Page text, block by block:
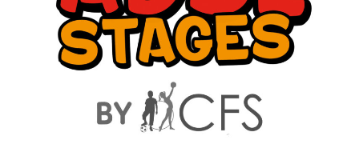
AU PROGRAMME
L'ADSL te propose des stages durant l'été : Mini Kids,
Atelier Créatif, Sports Passion, Cuisine & Artistique,
Evasion, Pré-Multisports, Petits Bouts, Natation, Danse,
Théâtre ... Retrouve les stages près de chez toi sur notre